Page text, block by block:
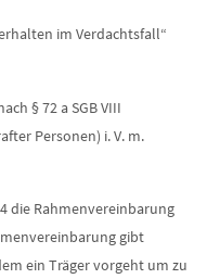
im Verdachtsfall“
§ 72 a SGB VIII
Personen) i. V. m.
die Rahmenvereinbarung
gibt
ein Träger vorgeht um zu